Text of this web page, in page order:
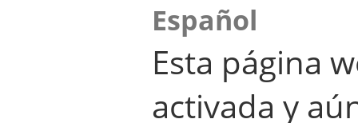
Español
Esta página
activada y